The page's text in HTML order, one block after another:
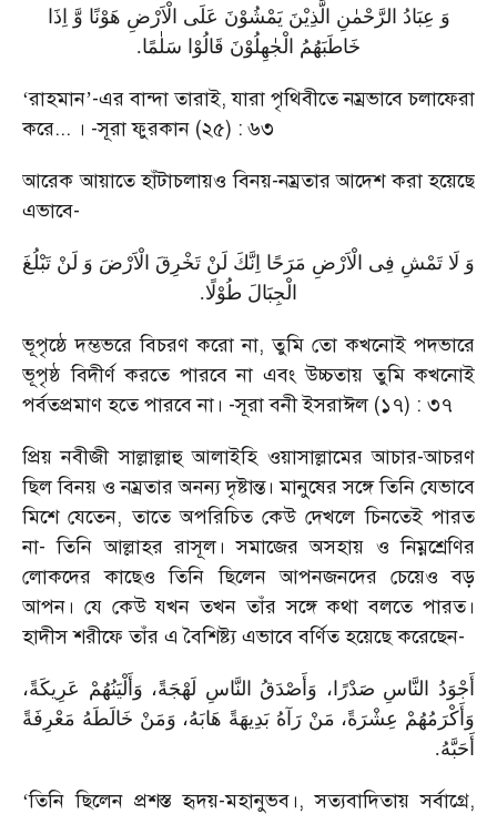
وَ عِبَادُ الرَّحْمٰنِ الَّذِیْنَ یَمْشُوْنَ عَلَی الْاَرْضِ هَوْنًا وَّ اِذَا
خَاطَبَهُمُ الْجٰهِلُوْنَ قَالُوْا سَلٰمًا.
‘রাহমান’-এর বান্দা তারাই,যারা পৃথিবীতে নম্রভাবে চলাফেরা
করে... । -সূরা ফুরকান (২৫) : ৬৩
আরেক আয়াতে হাঁটাচলায়ও বিনয়-নম্রতার আদেশ করা হয়েছে
এভাবে-
وَ لَا تَمْشِ فِی الْاَرْضِ مَرَحًا اِنَّكَ لَنْ تَخْرِقَ الْاَرْضَ وَ لَنْ تَبْلُغَ
الْجِبَالَ طُوْلًا.
ভূপৃষ্ঠে দম্ভভরে বিচরণ করো না,তুমি তো কখনোই পদভারে
ভূপৃষ্ঠ বিদীর্ণ করতে পারবে না এবং উচ্চতায় তুমি কখনোই
পর্বতপ্রমাণ হতে পারবে না। -সূরা বনী ইসরাঈল (১৭) : ৩৭
প্রিয় নবীজী সাল্লাল্লাহু আলাইহি ওয়াসাল্লামের আচার-আচরণ
ছিল বিনয় ও নম্রতার অনন্য দৃষ্টান্ত। মানুষের সঙ্গে তিনি যেভাবে
মিশে যেতেন,তাতে অপরিচিত কেউ দেখলে চিনতেই পারত
না- তিনি আল্লাহর রাসূল। সমাজের অসহায় ও নিম্নশ্রেণির
লোকদের কাছেও তিনি ছিলেন আপনজনদের চেয়েও বড়
আপন। যে কেউ যখন তখন তাঁর সঙ্গে কথা বলতে পারত।
হাদীস শরীফে তাঁর এ বৈশিষ্ট্য এভাবে বর্ণিত হয়েছে করেছেন-
أَجْوَدُ النَّاسِ صَدْرًا، وَأَصْدَقُ النَّاسِ لَهْجَةً، وَأَلْيَنُهُمْ عَرِيكَةً،
وَأَكْرَمُهُمْ عِشْرَةً، مَنْ رَآهُ بَدِيهَةً هَابَهُ، وَمَنْ خَالَطَهُ مَعْرِفَةً
أَحَبَّهُ.
‘তিনি ছিলেন প্রশস্ত হৃদয়-মহানুভব।,সত্যবাদিতায় সর্বাগ্রে,